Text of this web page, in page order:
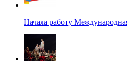
Начала работу